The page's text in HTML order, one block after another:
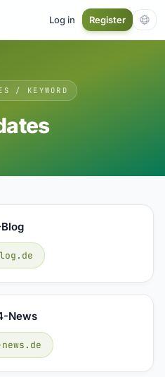
Log in Register
/ KEYWORD
News